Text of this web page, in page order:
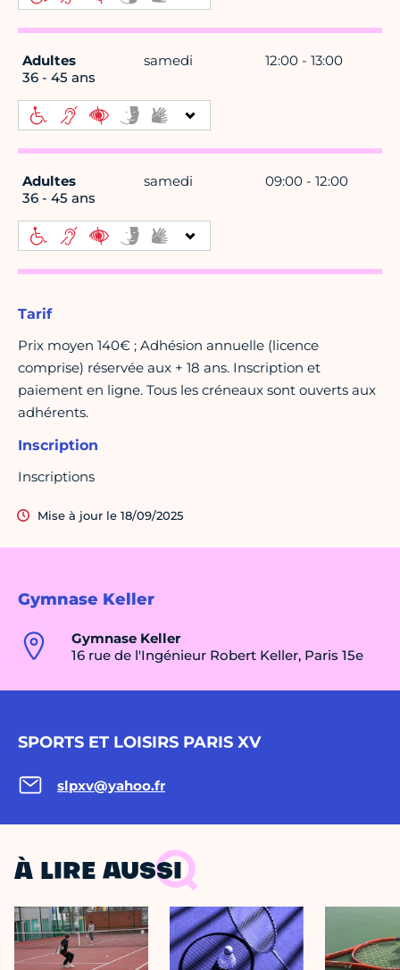
Gymnase Keller
Gymnase Keller
16 rue de l'Ingénieur Robert Keller, Paris 15e
SPORTS ET LOISIRS PARIS XV
slpxv@yahoo.fr
Adultes
36 - 45 ans
samedi 12:00 - 13:00
Adultes
36 - 45 ans
samedi 09:00 - 12:00
Tarif
Prix moyen 140€ ; Adhésion annuelle (licence
comprise) réservée aux + 18 ans. Inscription et
paiement en ligne. Tous les créneaux sont ouverts aux
adhérents.
Inscription
Inscriptions
Mise à jour le 18/09/2025
À LIRE AUSSI